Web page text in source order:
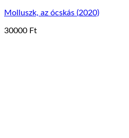
Molluszk, az ócskás (2020)
30000 Ft